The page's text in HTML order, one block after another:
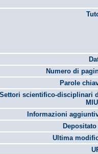
Numero di
Parole
Settori scientifico-disciplinari
Informazioni
Ultima